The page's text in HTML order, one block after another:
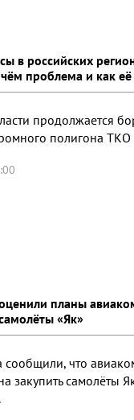
в российских
проблема и как
продолжается
полигона ТКО
планы
«Як»
сообщили, что
закупить самолёты